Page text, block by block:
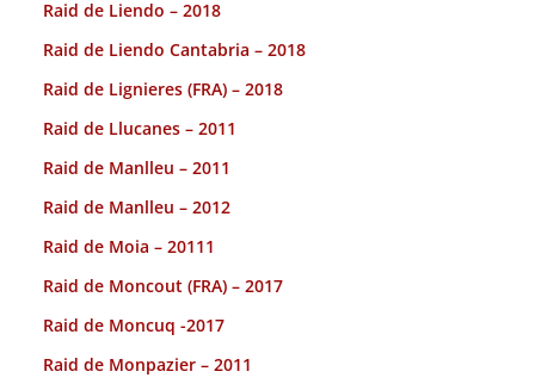
Raid de Liendo – 2018
Raid de Liendo Cantabria – 2018
Raid de Lignieres (FRA) – 2018
Raid de Llucanes – 2011
Raid de Manlleu – 2011
Raid de Manlleu – 2012
Raid de Moia – 20111
Raid de Moncout (FRA) – 2017
Raid de Moncuq -2017
Raid de Monpazier – 2011